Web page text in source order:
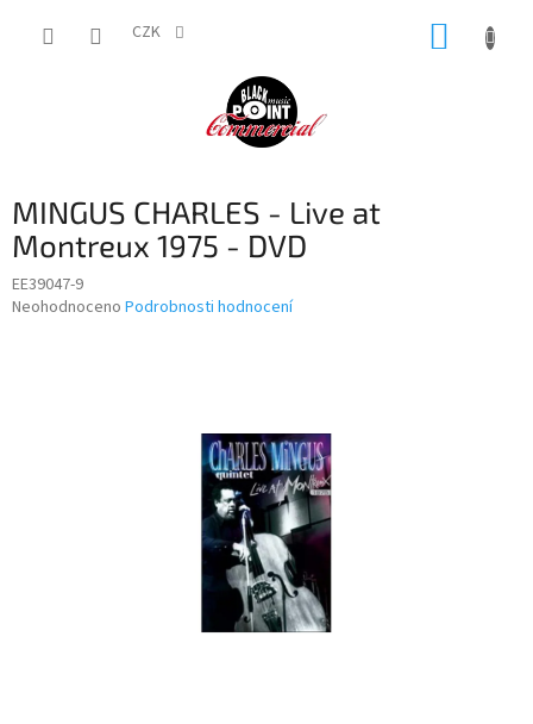
CZK
MINGUS CHARLES - Live at
Montreux 1975 - DVD
EE39047-9
Průměrné
Neohodnoceno Podrobnosti hodnocení